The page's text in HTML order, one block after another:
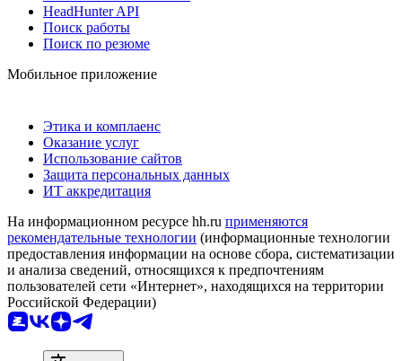
HeadHunter API
Поиск работы
Поиск по резюме
Мобильное приложение
Этика и комплаенс
Оказание услуг
Использование сайтов
Защита персональных данных
ИТ аккредитация
На информационном ресурсе hh.ru применяются
рекомендательные технологии (информационные технологии
предоставления информации на основе сбора, систематизации
и анализа сведений, относящихся к предпочтениям
пользователей сети «Интернет», находящихся на территории
Российской Федерации)